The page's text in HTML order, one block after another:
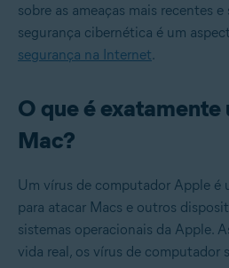
sobre as ameaças mais recentes
segurança cibernética é um
segurança na Internet.
O que é exatamente
Mac?
Um vírus de computador Apple é
para atacar Macs e outros
sistemas operacionais da Apple.
vida real, os vírus de computador